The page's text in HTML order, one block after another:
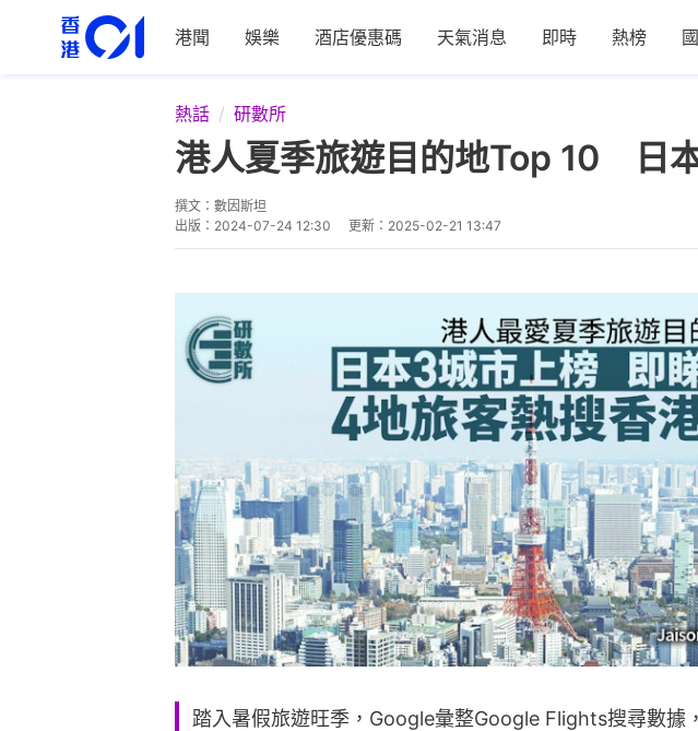
港聞 娛樂 酒店優惠碼 天氣消息 即時 熱榜
熱話 研數所
港人夏季旅遊目的地Top 10 日
撰文： 數因斯坦
出版： 2024-07-24 12:30 更新： 2025-02-21 13:47
踏入暑假旅遊旺季，Google彙整Google Flights搜尋數據